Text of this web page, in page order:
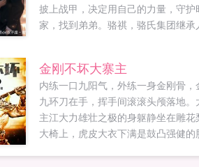
披上战甲，决定用自己的力量，守护
家，找到弟弟。骆祺，骆氏集团继承
要把人拐回家。...
金刚不坏大寨主
内练一口九阳气，外练一身金刚骨，
九环刀在手，挥手间滚滚头颅落地。
主江大力雄壮之极的身躯静坐在雕花
大椅上，虎皮大衣下满是鼓凸强健的